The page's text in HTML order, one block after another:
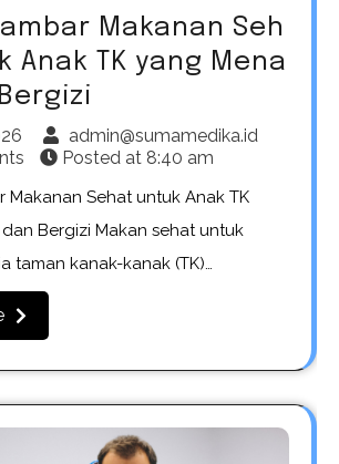
Makanan Seh
Anak TK yang Mena
admin@sumamedika.id
Posted at 8:40 am
Makanan Sehat untuk Anak TK
Bergizi Makan sehat untuk
taman kanak-kanak (TK)…